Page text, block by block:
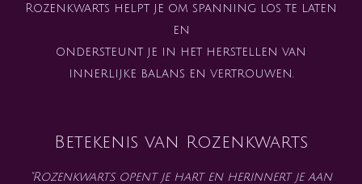
Rozenkwarts helpt je om spanning los te laten
en
ondersteunt je in het herstellen van
innerlijke balans en vertrouwen.
Betekenis van Rozenkwarts
"Rozenkwarts opent je hart en herinnert je aan